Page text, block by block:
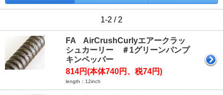
1-2 / 2
FA AirCrushCurlyエアークラッ
シュカーリー ＃1グリーンパンプ
キンペッパー
814円(本体740円、税74円)
length：12inch